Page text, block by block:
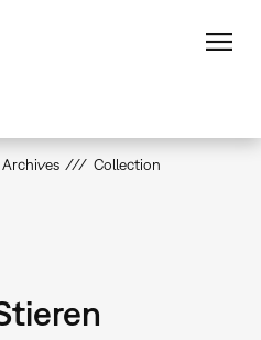
Collection